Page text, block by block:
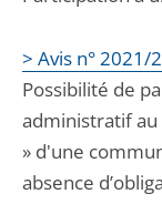
> Avis n° 2021/
Possibilité de
administratif
» d'une
absence